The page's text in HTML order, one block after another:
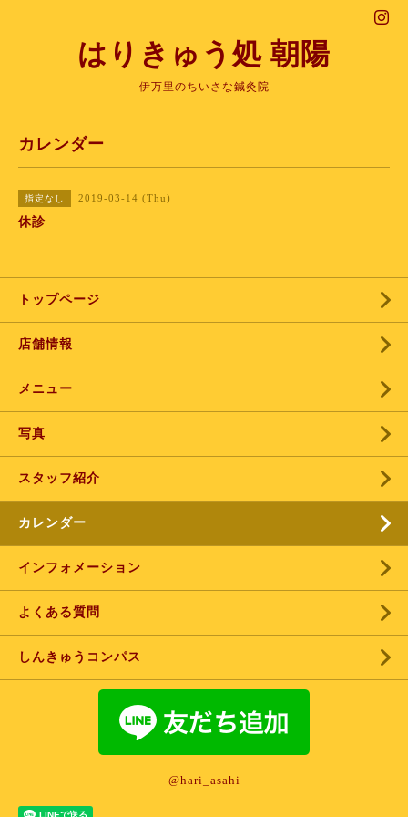
はりきゅう処 朝陽
伊万里のちいさな鍼灸院
カレンダー
指定なし 2019-03-14 (Thu)
休診
トップページ
店舗情報
メニュー
写真
スタッフ紹介
カレンダー
インフォメーション
よくある質問
しんきゅうコンパス
@hari_asahi